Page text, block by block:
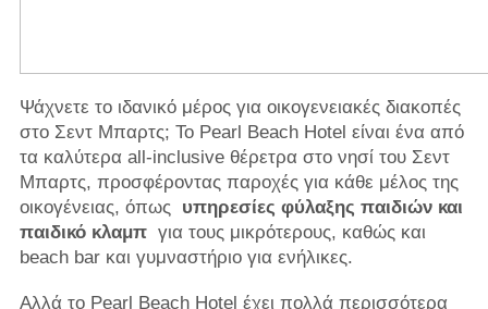
Ψάχνετε το ιδανικό μέρος για οικογενειακές διακοπές
στο Σεντ Μπαρτς; Το Pearl Beach Hotel είναι ένα από
τα καλύτερα all-inclusive θέρετρα στο νησί του Σεντ
Μπαρτς, προσφέροντας παροχές για κάθε μέλος της
οικογένειας, όπως
υπηρεσίες φύλαξης παιδιών και
παιδικό κλαμπγια τους μικρότερους, καθώς και
beach bar και γυμναστήριο για ενήλικες.
Αλλά το Pearl Beach Hotel έχει πολλά περισσότερα